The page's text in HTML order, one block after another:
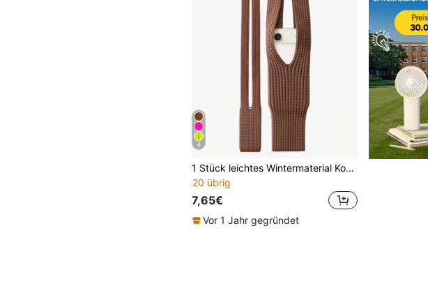
6
1 Stück leichtes Wintermaterial Koolife 3D gewebte Handytasche kompatibel mit iPhone 17 Pro Max, unisex faltbar mit Textur, Länge 80cm multifunktionale Umhängetasche, elastische Aufbewahrung, Schlüssel, Karten, atmungsaktives Mesh-Fenster, Anti-Verlust, passend für alle Modelle Frühlingsgeschenk Geburtstag
20 übrig
7,65€
Vor 1 Jahr gegründet